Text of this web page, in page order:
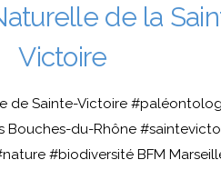
de la
Victoire
de Sainte-Victoire
Bouches-du-Rhône
#biodiversité BFM